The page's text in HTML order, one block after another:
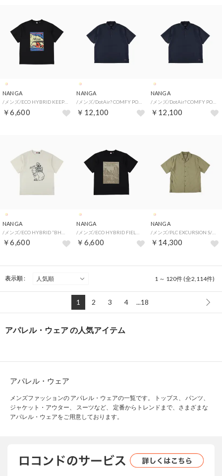
NANGA
￥6,600
NANGA
￥12,100
NANGA
/メンズ/DotAir? COMFY POLO SHIRT （XL）
￥12,100
NANGA
￥6,600
NANGA
￥6,600
NANGA
/メンズ/PLC EXCURSION S/S SHIRT （L）
￥14,300
表示順 : 1 ～ 120件 (全2,114件)
1 2 3 4 ...18
アパレル・ウェア の人気アイテム
アパレル・ウェア
メンズファッションの アパレル・ウェアの一覧です。 トップス、 パンツ、
ジャケット・アウター、 スーツなど、 定番からトレンドまで、さまざまな
アパレル・ウェアをご用意しております。